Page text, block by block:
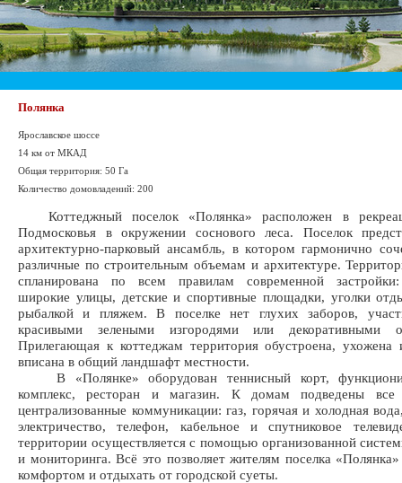
Полянка
Ярославское шоссе
14 км от МКАД
Общая территория: 50 Га
Количество домовладений: 200
Коттеджный поселок «Полянка» расположен в
Подмосковья в окружении соснового леса. Поселок
архитектурно-парковый ансамбль, в котором гармонично
различные по строительным объемам и архитектуре.
спланирована по всем правилам современной
широкие улицы, детские и спортивные площадки, уголки
рыбалкой и пляжем. В поселке нет глухих заборов,
красивыми зелеными изгородями или декоративными
Прилегающая к коттеджам территория обустроена, ухожена
вписана в общий ландшафт местности.
В «Полянке» оборудован теннисный корт,
комплекс, ресторан и магазин. К домам подведены все
централизованные коммуникации: газ, горячая и холодная
электричество, телефон, кабельное и спутниковое
территории осуществляется с помощью организованной
и мониторинга. Всё это позволяет жителям поселка «Полянка»
комфортом и отдыхать от городской суеты.